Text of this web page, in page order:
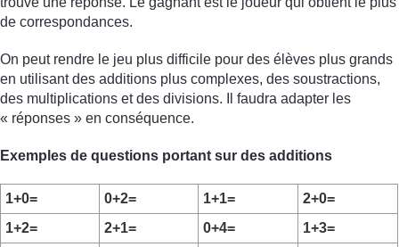
de correspondances.
On peut rendre le jeu plus difficile pour des élèves plus grands
en utilisant des additions plus complexes, des soustractions,
des multiplications et des divisions. Il faudra adapter les
« réponses » en conséquence.
Exemples de questions portant sur des additions
1+0= 0+2= 1+1=
2+0=
1+2=
2+1= 0+4= 1+3=